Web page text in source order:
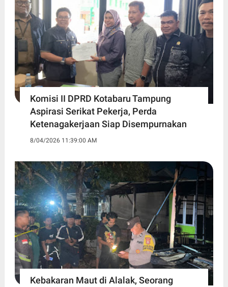
Komisi II DPRD Kotabaru Tampung
Aspirasi Serikat Pekerja, Perda
Ketenagakerjaan Siap Disempurnakan
8/04/2026 11:39:00 AM
Kebakaran Maut di Alalak, Seorang